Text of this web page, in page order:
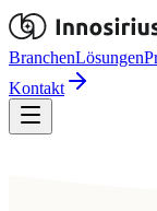
BranchenLösungen
Kontakt